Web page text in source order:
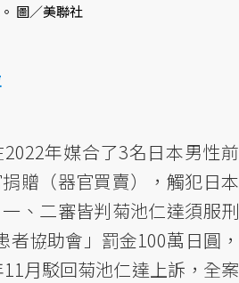
圖／美聯社
年媒合了3名日本男性前
贈（器官買賣），觸犯日本
、二審皆判菊池仁達須服刑
協助會」罰金100萬日圓，
月駁回菊池仁達上訴，全案